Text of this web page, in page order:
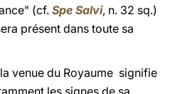
(cf.Spe Salvi, n. 32 sq.)
présent dans toute sa
venue du Royaume signifie
les signes de sa